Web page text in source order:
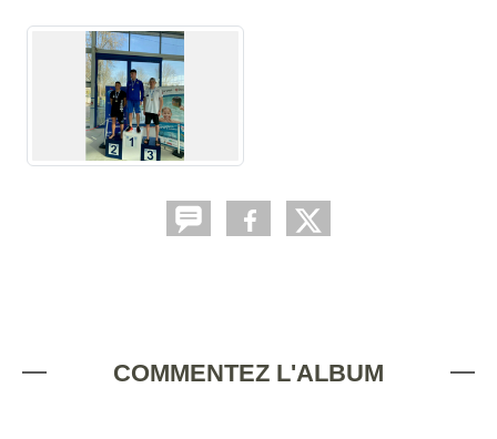
COMMENTEZ L'ALBUM